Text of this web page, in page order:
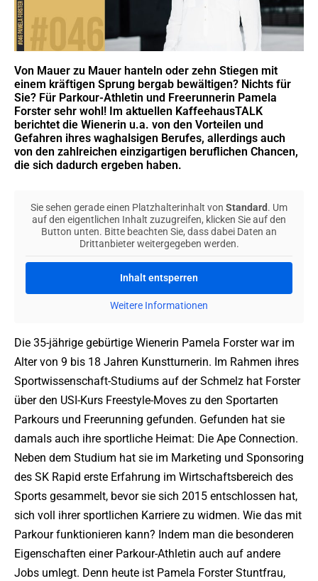
Von Mauer zu Mauer hanteln oder zehn Stiegen mit
einem kräftigen Sprung bergab bewältigen? Nichts für
Sie? Für Parkour-Athletin und Freerunnerin Pamela
Forster sehr wohl! Im aktuellen KaffeehausTALK
berichtet die Wienerin u.a. von den Vorteilen und
Gefahren ihres waghalsigen Berufes, allerdings auch
von den zahlreichen einzigartigen beruflichen Chancen,
die sich dadurch ergeben haben.
Sie sehen gerade einen Platzhalterinhalt von Standard . Um
auf den eigentlichen Inhalt zuzugreifen, klicken Sie auf den
Button unten. Bitte beachten Sie, dass dabei Daten an
Drittanbieter weitergegeben werden.
Inhalt entsperren
Weitere Informationen
Die 35-jährige gebürtige Wienerin Pamela Forster war im
Alter von 9 bis 18 Jahren Kunstturnerin. Im Rahmen ihres
Sportwissenschaft-Studiums auf der Schmelz hat Forster
über den USI-Kurs Freestyle-Moves zu den Sportarten
Parkours und Freerunning gefunden. Gefunden hat sie
damals auch ihre sportliche Heimat: Die Ape Connection.
Neben dem Studium hat sie im Marketing und Sponsoring
des SK Rapid erste Erfahrung im Wirtschaftsbereich des
Sports gesammelt, bevor sie sich 2015 entschlossen hat,
sich voll ihrer sportlichen Karriere zu widmen. Wie das mit
Parkour funktionieren kann? Indem man die besonderen
Eigenschaften einer Parkour-Athletin auch auf andere
Jobs umlegt. Denn heute ist Pamela Forster Stuntfrau,